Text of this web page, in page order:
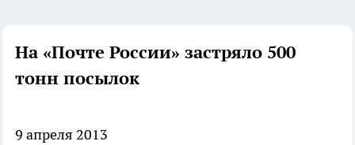
На «Почте России» застряло 500
тонн посылок
9 апреля 2013